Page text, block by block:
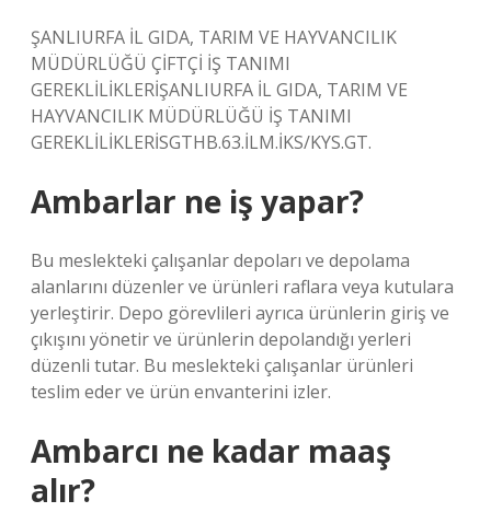
ŞANLIURFA İL GIDA, TARIM VE HAYVANCILIK
MÜDÜRLÜĞÜ ÇİFTÇİ İŞ TANIMI
GEREKLİLİKLERİŞANLIURFA İL GIDA, TARIM VE
HAYVANCILIK MÜDÜRLÜĞÜ İŞ TANIMI
GEREKLİLİKLERİSGTHB.63.İLM.İKS/KYS.GT.
Ambarlar ne iş yapar?
Bu meslekteki çalışanlar depoları ve depolama
alanlarını düzenler ve ürünleri raflara veya kutulara
yerleştirir. Depo görevlileri ayrıca ürünlerin giriş ve
çıkışını yönetir ve ürünlerin depolandığı yerleri
düzenli tutar. Bu meslekteki çalışanlar ürünleri
teslim eder ve ürün envanterini izler.
Ambarcı ne kadar maaş
alır?